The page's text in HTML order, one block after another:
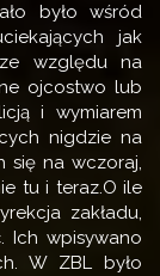
było wśród
jak
względu na
ojcostwo lub
i wymiarem
nigdzie na
się na wczoraj,
tu i teraz.O ile
zakładu,
Ich wpisywano
W ZBL było